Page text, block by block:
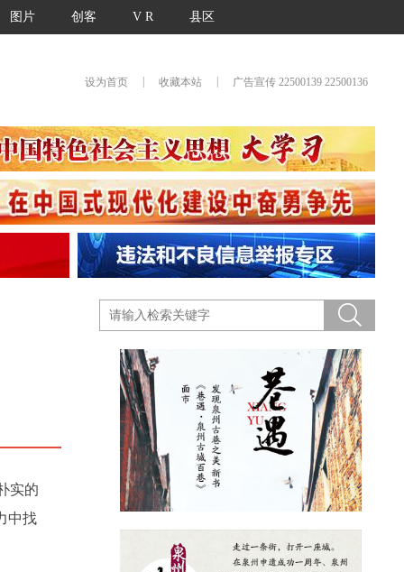
图片 创客 V R 县区
设为首页 收藏本站 广告宣传 22500139 22500136
实的
中找